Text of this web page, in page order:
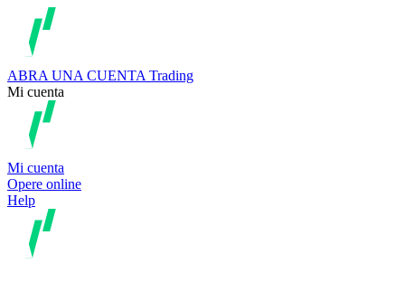
ABRA UNA CUENTA Trading
Mi cuenta
Mi cuenta
Opere online
Help